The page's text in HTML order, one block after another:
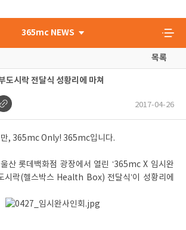
365mc NEWS
목록
도시락 전달식 성황리에 마쳐
2017-04-26
만, 365mc Only! 365mc입니다.
산 롯데백화점 광장에서 열린 ‘365mc X 임시완
시락(헬스박스 Health Box) 전달식’이 성황리에